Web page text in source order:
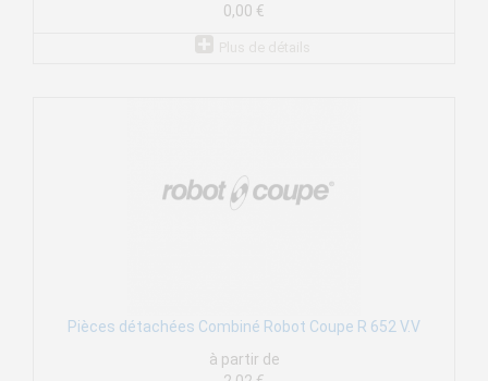
0,00 €
Pièces détachées Combiné Robot Coupe R 652 V.V
à partir de